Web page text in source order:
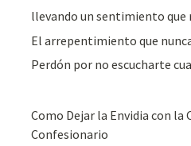
llevando un sentimiento que
El arrepentimiento que
Perdón por no escucharte
Como Dejar la Envidia con la
Confesionario